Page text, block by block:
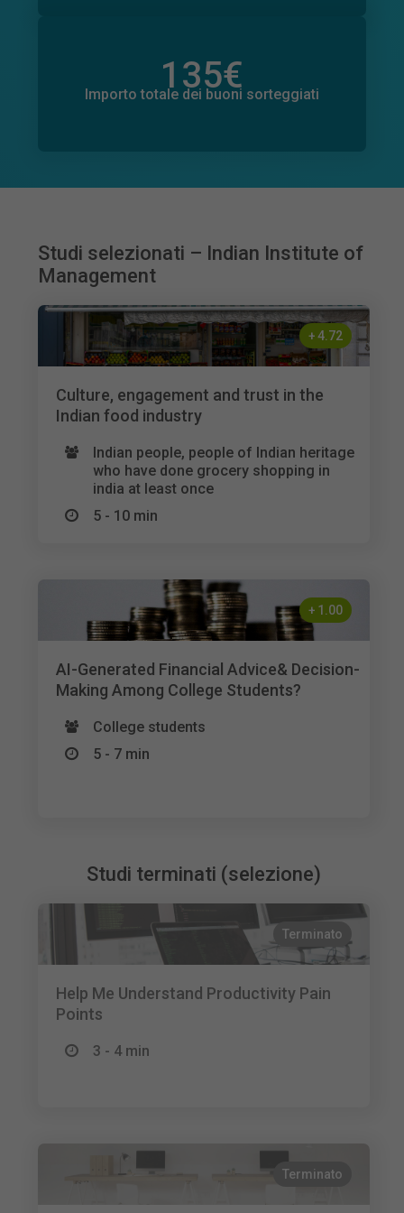
135€
Importo totale dei buoni sorteggiati
8€
Importo totale delle donazioni promesse
Studi selezionati – Indian Institute of
Management
+ 4.72
Culture, engagement and trust in the
Indian food industry
Indian people, people of Indian heritage
who have done grocery shopping in
india at least once
5 - 10 min
+ 1.00
AI-Generated Financial Advice& Decision-
Making Among College Students?
College students
5 - 7 min
Studi terminati (selezione)
Terminato
Help Me Understand Productivity Pain
Points
3 - 4 min
Terminato